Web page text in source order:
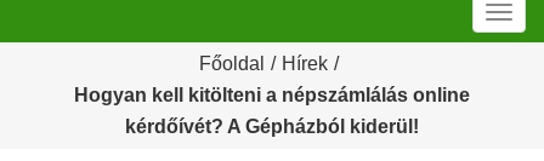
Főoldal / Hírek /
Hogyan kell kitölteni a népszámlálás online
kérdőívét? A Gépházból kiderül!